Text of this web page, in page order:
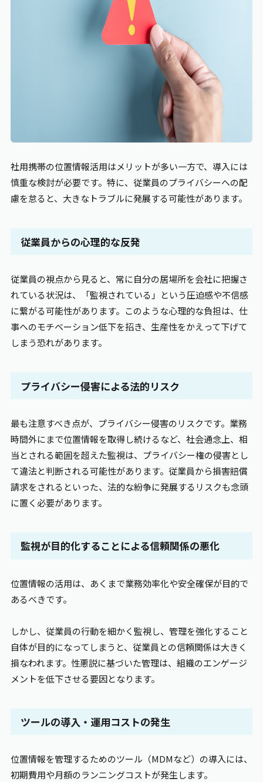
社用携帯の位置情報活用はメリットが多い一方で、導入には
慎重な検討が必要です。特に、従業員のプライバシーへの配
慮を怠ると、大きなトラブルに発展する可能性があります。
従業員からの心理的な反発
従業員の視点から見ると、常に自分の居場所を会社に把握さ
れている状況は、「監視されている」という圧迫感や不信感
に繋がる可能性があります。このような心理的な負担は、仕
事へのモチベーション低下を招き、生産性をかえって下げて
しまう恐れがあります。
プライバシー侵害による法的リスク
最も注意すべき点が、プライバシー侵害のリスクです。業務
時間外にまで位置情報を取得し続けるなど、社会通念上、相
当とされる範囲を超えた監視は、プライバシー権の侵害とし
て違法と判断される可能性があります。従業員から損害賠償
請求をされるといった、法的な紛争に発展するリスクも念頭
に置く必要があります。
監視が目的化することによる信頼関係の悪化
位置情報の活用は、あくまで業務効率化や安全確保が目的で
あるべきです。
しかし、従業員の行動を細かく監視し、管理を強化すること
自体が目的になってしまうと、従業員との信頼関係は大きく
損なわれます。性悪説に基づいた管理は、組織のエンゲージ
メントを低下させる要因となります。
ツールの導入・運用コストの発生
位置情報を管理するためのツール（MDMなど）の導入には、
初期費用や月額のランニングコストが発生します。